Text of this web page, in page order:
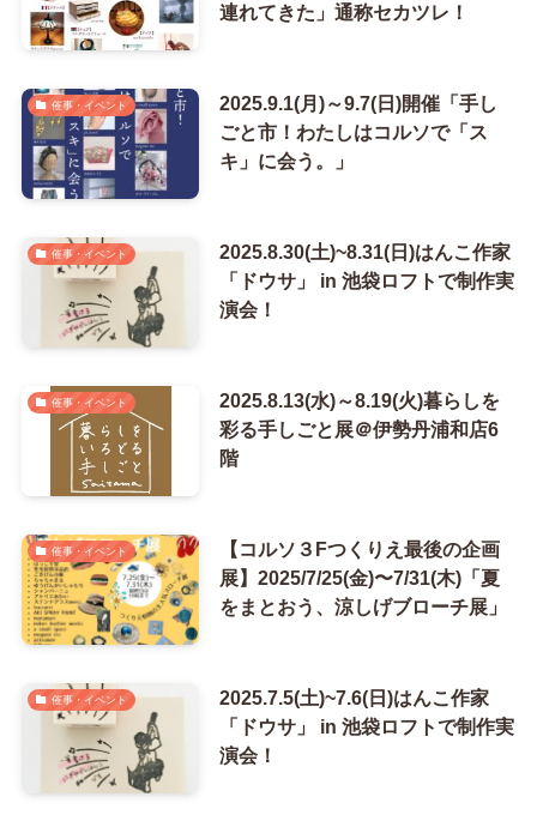
連れてきた」通称セカツレ！
催事・イベント
2025.9.1(月)～9.7(日)開催「手し
ごと市！わたしはコルソで「ス
キ」に会う。」
催事・イベント
2025.8.30(土)~8.31(日)はんこ作家
「ドウサ」 in 池袋ロフトで制作実
演会！
催事・イベント
2025.8.13(水)～8.19(火)暮らしを
彩る手しごと展＠伊勢丹浦和店6
階
催事・イベント
【コルソ３Fつくりえ最後の企画
展】2025/7/25(金)〜7/31(木)「夏
をまとおう、涼しげブローチ展」
催事・イベント
2025.7.5(土)~7.6(日)はんこ作家
「ドウサ」 in 池袋ロフトで制作実
演会！